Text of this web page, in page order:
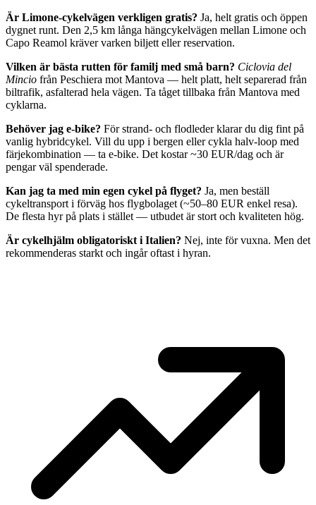
Är Limone-cykelvägen verkligen gratis? Ja, helt gratis och öppen
dygnet runt. Den 2,5 km långa hängcykelvägen mellan Limone och
Capo Reamol kräver varken biljett eller reservation.
Vilken är bästa rutten för familj med små barn? Ciclovia del
Mincio från Peschiera mot Mantova — helt platt, helt separerad från
biltrafik, asfalterad hela vägen. Ta tåget tillbaka från Mantova med
cyklarna.
Behöver jag e-bike? För strand- och flodleder klarar du dig fint på
vanlig hybridcykel. Vill du upp i bergen eller cykla halv-loop med
färjekombination — ta e-bike. Det kostar ~30 EUR/dag och är
pengar väl spenderade.
Kan jag ta med min egen cykel på flyget? Ja, men beställ
cykeltransport i förväg hos flygbolaget (~50–80 EUR enkel resa).
De flesta hyr på plats i stället — utbudet är stort och kvaliteten hög.
Är cykelhjälm obligatoriskt i Italien? Nej, inte för vuxna. Men det
rekommenderas starkt och ingår oftast i hyran.